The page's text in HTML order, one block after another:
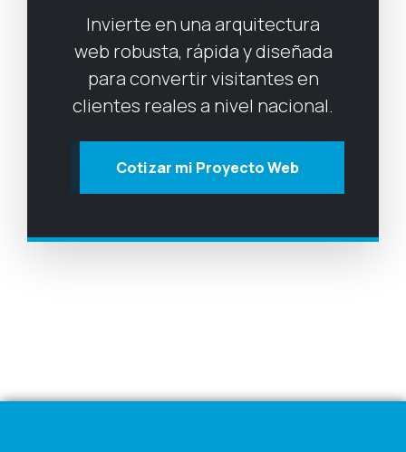
Invierte en una arquitectura
web robusta, rápida y diseñada
para convertir visitantes en
clientes reales a nivel nacional.
Cotizar mi Proyecto Web